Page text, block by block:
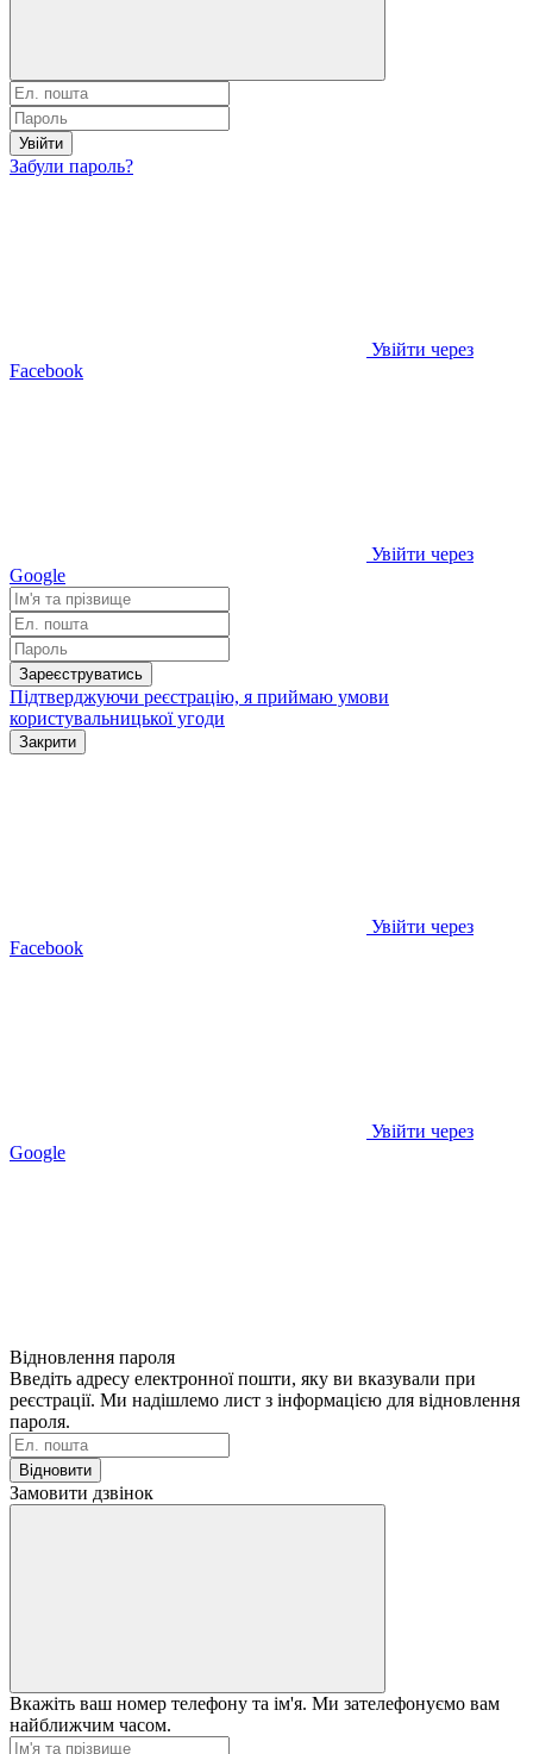
Увійти
Забули пароль?
Увійти через
Facebook
Увійти через
Google
Зареєструватись
Підтверджуючи реєстрацію, я приймаю умови
користувальницької угоди
Закрити
Увійти через
Facebook
Увійти через
Google
Відновлення пароля
Введіть адресу електронної пошти, яку ви вказували при
реєстрації. Ми надішлемо лист з інформацією для відновлення
пароля.
Відновити
Замовити дзвінок
Вкажіть ваш номер телефону та ім'я. Ми зателефонуємо вам
найближчим часом.